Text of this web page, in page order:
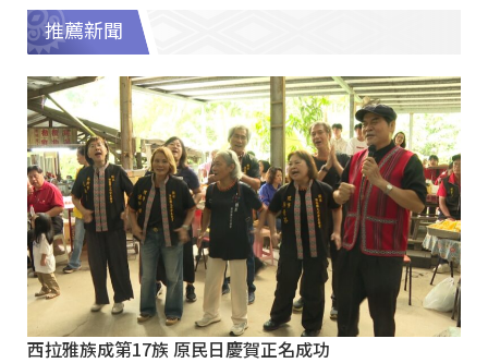
推薦新聞
西拉雅族成第17族 原民日慶賀正名成功